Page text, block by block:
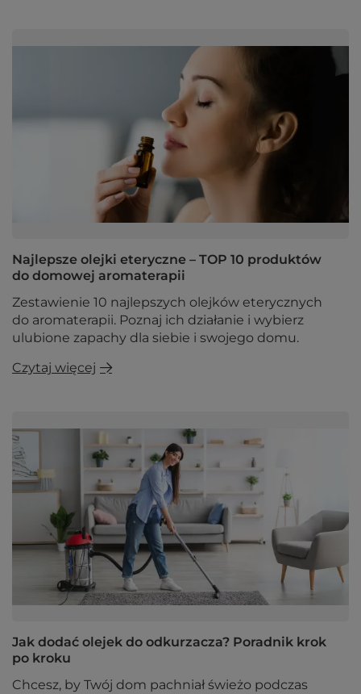
Najlepsze olejki eteryczne – TOP 10 produktów
do domowej aromaterapii
Zestawienie 10 najlepszych olejków eterycznych
do aromaterapii. Poznaj ich działanie i wybierz
ulubione zapachy dla siebie i swojego domu.
Czytaj więcej
Jak dodać olejek do odkurzacza? Poradnik krok
po kroku
Chcesz, by Twój dom pachniał świeżo podczas